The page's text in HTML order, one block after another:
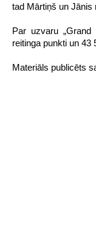
tad Mārtiņš un Jānis
Par uzvaru
reitinga punkti un 43
Materiāls publicēts